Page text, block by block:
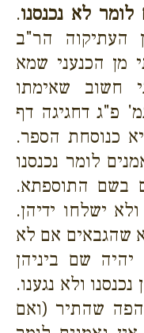
לא נכנסנו.
העתיקוה הר"ב
מן הכנעני שמא
חשוב שאימתו
פ"ג דחגיגה דף
כנוסחת הספר.
לומר נכנסנו
בשם התוספתא.
ישלחו ידיהן.
שהגבאים אם לא
שם ביניהן
ולא נגענו.
שהתיר (ואם